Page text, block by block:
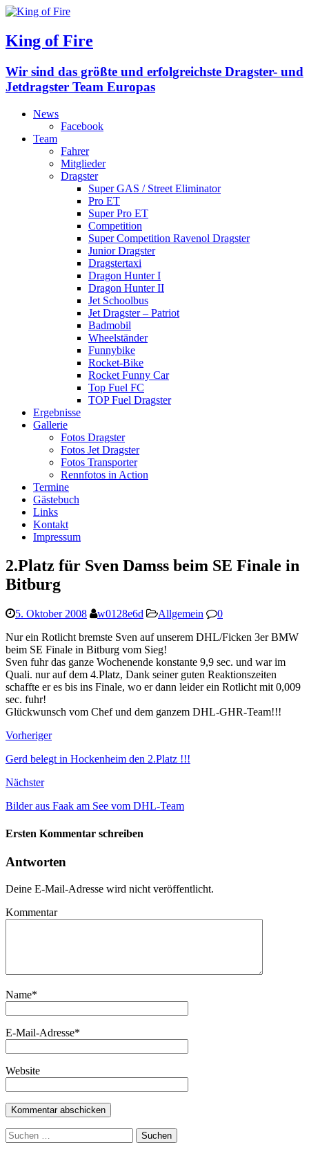
King of Fire
Wir sind das größte und erfolgreichste Dragster- und
Jetdragster Team Europas
News
Facebook
Team
Fahrer
Mitglieder
Dragster
Super GAS / Street Eliminator
Pro ET
Super Pro ET
Competition
Super Competition Ravenol Dragster
Junior Dragster
Dragstertaxi
Dragon Hunter I
Dragon Hunter II
Jet Schoolbus
Jet Dragster – Patriot
Badmobil
Wheelständer
Funnybike
Rocket-Bike
Rocket Funny Car
Top Fuel FC
TOP Fuel Dragster
Ergebnisse
Gallerie
Fotos Dragster
Fotos Jet Dragster
Fotos Transporter
Rennfotos in Action
Termine
Gästebuch
Links
Kontakt
Impressum
2.Platz für Sven Damss beim SE Finale in
Bitburg
5. Oktober 2008 w0128e6d Allgemein
0
Nur ein Rotlicht bremste Sven auf unserem DHL/Ficken 3er BMW
beim SE Finale in Bitburg vom Sieg!
Sven fuhr das ganze Wochenende konstante 9,9 sec. und war im
Quali. nur auf dem 4.Platz, Dank seiner guten Reaktionszeiten
schaffte er es bis ins Finale, wo er dann leider ein Rotlicht mit 0,009
sec. fuhr!
Glückwunsch vom Chef und dem ganzem DHL-GHR-Team!!!
Vorheriger
Gerd belegt in Hockenheim den 2.Platz !!!
Nächster
Bilder aus Faak am See vom DHL-Team
Ersten Kommentar schreiben
Antworten
Deine E-Mail-Adresse wird nicht veröffentlicht.
Kommentar
Name*
E-Mail-Adresse*
Website
Suchen
nach: